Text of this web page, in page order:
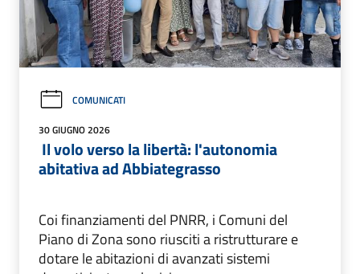
COMUNICATI
30 GIUGNO 2026
Il volo verso la libertà: l'autonomia
abitativa ad Abbiategrasso
Coi finanziamenti del PNRR, i Comuni del
Piano di Zona sono riusciti a ristrutturare e
dotare le abitazioni di avanzati sistemi